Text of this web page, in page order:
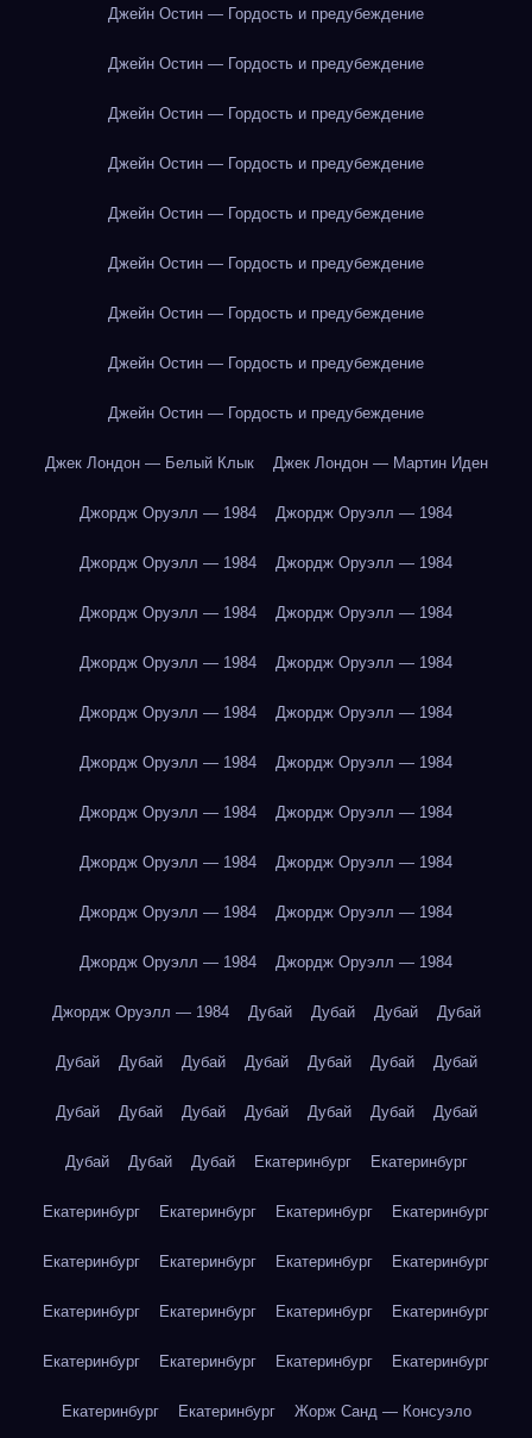
Джейн Остин — Гордость и предубеждение
Джейн Остин — Гордость и предубеждение
Джейн Остин — Гордость и предубеждение
Джейн Остин — Гордость и предубеждение
Джейн Остин — Гордость и предубеждение
Джейн Остин — Гордость и предубеждение
Джейн Остин — Гордость и предубеждение
Джейн Остин — Гордость и предубеждение
Джейн Остин — Гордость и предубеждение
Джек Лондон — Белый Клык Джек Лондон — Мартин Иден
Джордж Оруэлл — 1984 Джордж Оруэлл — 1984
Джордж Оруэлл — 1984 Джордж Оруэлл — 1984
Джордж Оруэлл — 1984 Джордж Оруэлл — 1984
Джордж Оруэлл — 1984 Джордж Оруэлл — 1984
Джордж Оруэлл — 1984 Джордж Оруэлл — 1984
Джордж Оруэлл — 1984 Джордж Оруэлл — 1984
Джордж Оруэлл — 1984 Джордж Оруэлл — 1984
Джордж Оруэлл — 1984 Джордж Оруэлл — 1984
Джордж Оруэлл — 1984 Джордж Оруэлл — 1984
Джордж Оруэлл — 1984 Джордж Оруэлл — 1984
Джордж Оруэлл — 1984 Дубай Дубай Дубай Дубай
Дубай Дубай Дубай Дубай Дубай Дубай Дубай
Дубай Дубай Дубай Дубай Дубай Дубай Дубай
Дубай Дубай Дубай Екатеринбург Екатеринбург
Екатеринбург Екатеринбург Екатеринбург Екатеринбург
Екатеринбург Екатеринбург Екатеринбург Екатеринбург
Екатеринбург Екатеринбург Екатеринбург Екатеринбург
Екатеринбург Екатеринбург Екатеринбург Екатеринбург
Екатеринбург Екатеринбург Жорж Санд — Консуэло